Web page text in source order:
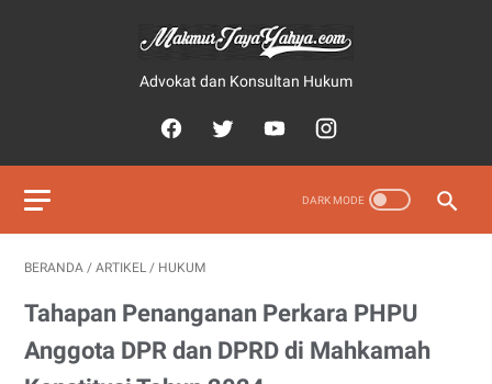
Advokat dan Konsultan Hukum
BERANDA / ARTIKEL / HUKUM
Tahapan Penanganan Perkara PHPU
Anggota DPR dan DPRD di Mahkamah